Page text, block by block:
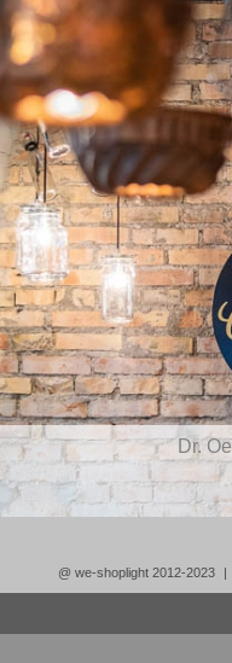
Dr.
@ we-shoplight 2012-2023